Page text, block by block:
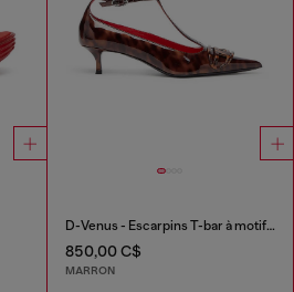
D-Venus - Escarpins T-bar à motif léopard breveté
850,00 C$
MARRON